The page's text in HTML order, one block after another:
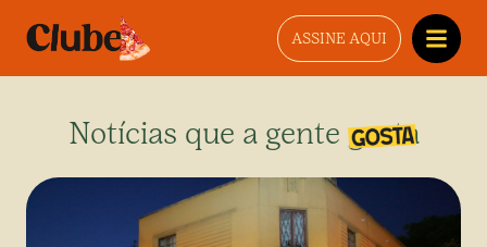
ASSINE AQUI
Notícias que a gente gosta